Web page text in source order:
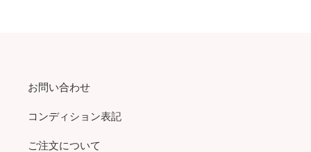
お問い合わせ
コンディション表記
ご注文について